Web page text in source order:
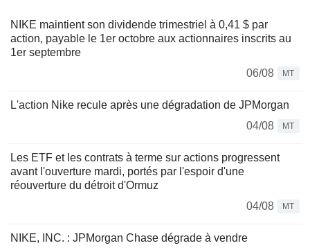
NIKE maintient son dividende trimestriel à 0,41 $ par
action, payable le 1er octobre aux actionnaires inscrits au
1er septembre
06/08
MT
L'action Nike recule après une dégradation de JPMorgan
04/08
MT
Les ETF et les contrats à terme sur actions progressent
avant l'ouverture mardi, portés par l'espoir d'une
réouverture du détroit d'Ormuz
04/08
MT
NIKE, INC. : JPMorgan Chase dégrade à vendre